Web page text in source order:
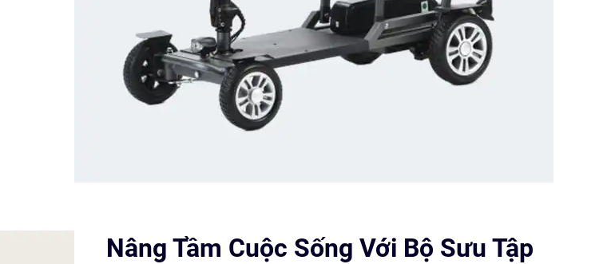
Nâng Tầm Cuộc Sống Với Bộ Sưu Tập